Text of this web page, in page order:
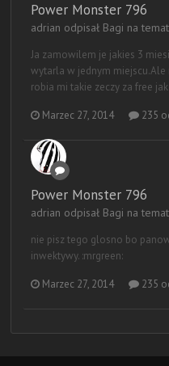
Power Monster 796
adrian odpisał Bagi na
Ja zamowilem je jakies 3
wytarla w jednym
robia mi takie zeczy za free
Marzec 27, 2014 235
Power Monster 796
adrian odpisał Bagi na
nie pisz tego glosno bo
inwektywy. :mrgreen:
Marzec 27, 2014 235